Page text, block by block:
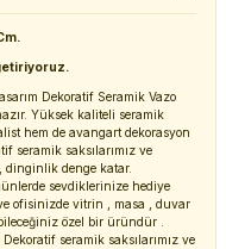
Dekoratif Seramik Vazo
Yüksek kaliteli seramik
hem de avangart dekorasyon
seramik saksılarımız ve
dinginlik denge katar.
sevdiklerinize hediye
ofisinizde vitrin , masa , duvar
özel bir üründür .
seramik saksılarımız ve